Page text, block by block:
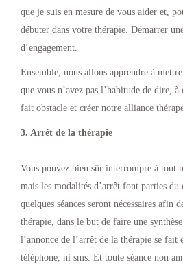
que je suis en mesure de vous aider et,
débuter dans votre thérapie. Démarrer
d’engagement.
Ensemble, nous allons apprendre à
que vous n’avez pas l’habitude de dire, à
fait obstacle et créer notre alliance
3. Arrêt de la thérapie
Vous pouvez bien sûr interrompre à tout
mais les modalités d’arrêt font parties du
quelques séances seront nécessaires afin
thérapie, dans le but de faire une
l’annonce de l’arrêt de la thérapie se fait
téléphone, ni sms. Et toute séance non